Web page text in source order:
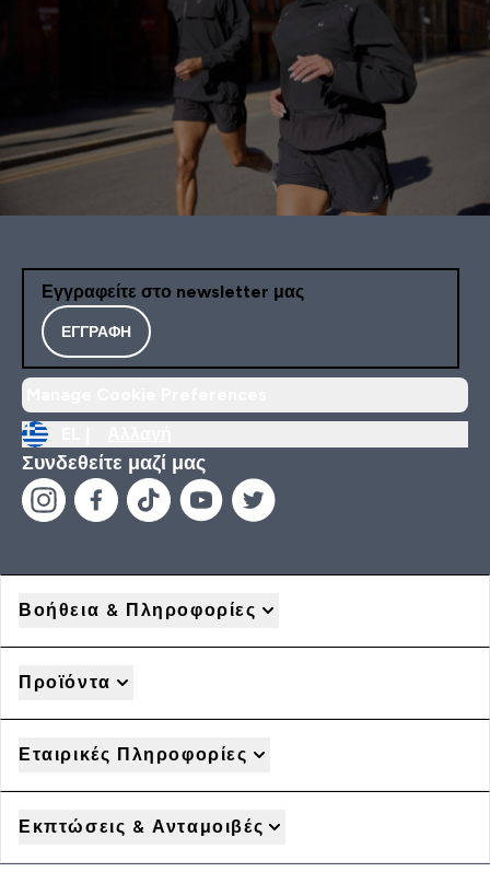
Εγγραφείτε στο newsletter μας
ΕΓΓΡΑΦΉ
Συνδεθείτε μαζί μας
Βοήθεια & Πληροφορίες
Προϊόντα
Εταιρικές Πληροφορίες
Εκπτώσεις & Ανταμοιβές